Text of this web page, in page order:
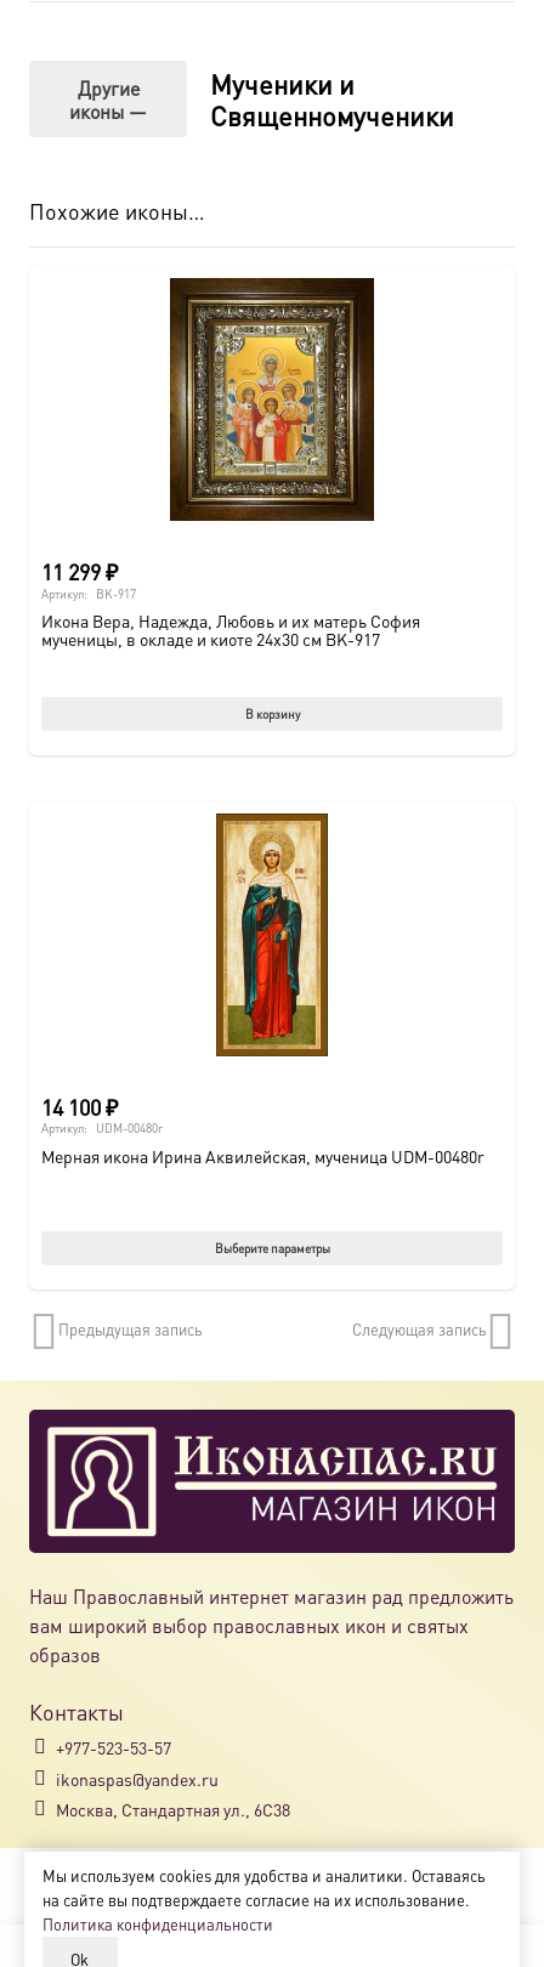
Другие
иконы —
Мученики и
Священномученики
Похожие иконы…
11 299₽
Артикул: BK-917
Икона Вера, Надежда, Любовь и их матерь София
мученицы, в окладе и киоте 24х30 см BK-917
В корзину
14 100₽
Артикул: UDM-00480r
Мерная икона Ирина Аквилейская, мученица UDM-00480r
Выберите параметры
Предыдущая запись Следующая запись
Наш Православный интернет магазин рад предложить
вам широкий выбор православных икон и святых
образов
Контакты
+977-523-53-57
ikonaspas@yandex.ru
Москва, Стандартная ул., 6С38
Copyright © 2018-2025
Магазин православных икон «ikonaspas.ru»
Мы используем cookies для удобства и аналитики. Оставаясь
на сайте вы подтверждаете согласие на их использование.
Политика конфиденциальности
Ok